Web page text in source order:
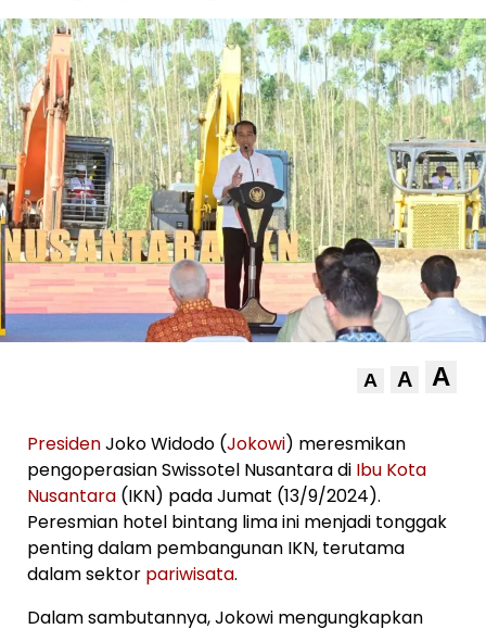
A A A
PresidenJoko Widodo (Jokowi) meresmikan
pengoperasian Swissotel Nusantara di Ibu Kota
Nusantara (IKN) pada Jumat (13/9/2024).
Peresmian hotel bintang lima ini menjadi tonggak
penting dalam pembangunan IKN, terutama
dalam sektor pariwisata.
Dalam sambutannya, Jokowi mengungkapkan